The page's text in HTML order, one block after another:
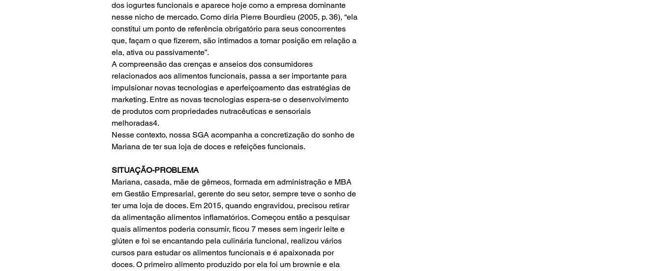
dos iogurtes funcionais e aparece hoje como a empresa dominante
nesse nicho de mercado. Como diria Pierre Bourdieu (2005, p. 36), “ela
constitui um ponto de referência obrigatório para seus concorrentes
que, façam o que fizerem, são intimados a tomar posição em relação a
ela, ativa ou passivamente”.
A compreensão das crenças e anseios dos consumidores
relacionados aos alimentos funcionais, passa a ser importante para
impulsionar novas tecnologias e aperfeiçoamento das estratégias de
marketing. Entre as novas tecnologias espera-se o desenvolvimento
de produtos com propriedades nutracêuticas e sensoriais
melhoradas4.
Nesse contexto, nossa SGA acompanha a concretização do sonho de
Mariana de ter sua loja de doces e refeições funcionais.
SITUAÇÃO-PROBLEMA
Mariana, casada, mãe de gêmeos, formada em administração e MBA
em Gestão Empresarial, gerente do seu setor, sempre teve o sonho de
ter uma loja de doces. Em 2015, quando engravidou, precisou retirar
da alimentação alimentos inflamatórios. Começou então a pesquisar
quais alimentos poderia consumir, ficou 7 meses sem ingerir leite e
glúten e foi se encantando pela culinária funcional, realizou vários
cursos para estudar os alimentos funcionais e é apaixonada por
doces. O primeiro alimento produzido por ela foi um brownie e ela